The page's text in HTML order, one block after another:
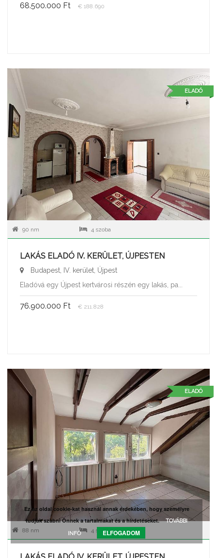
68.500.000 Ft € 188.690
ELADÓ
90 nm 4 szoba
LAKÁS ELADÓ IV. KERÜLET, ÚJPESTEN
Budapest, IV. kerület, Újpest
Eladóvá egy Újpest kertvárosi részén egy lakás, pa...
76.900.000 Ft € 211.828
ELADÓ
88 nm 4 szoba
Ez az oldal cookie-kat használ annak érdekében, hogy személyre
tudjuk szabni Önnek a tartalmakat és a hirdetéseket.
TOVÁBBI
INFÓ
ELFOGADOM